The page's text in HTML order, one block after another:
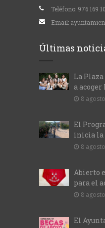
Teléfono: 976 169
Email:
Últimas
La
a acoger
8
El
inicia la
8
Abierto
para el
8
El